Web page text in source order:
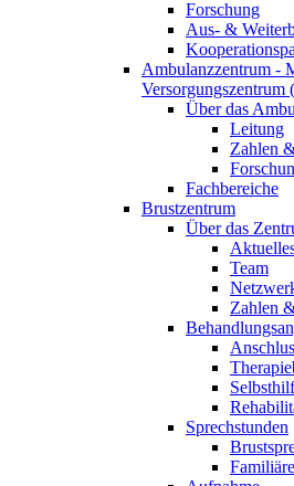
Forschung
Aus- &
Ambulanzzentrum -
Über das
Leitung
Zahlen
Fachbereiche
Brustzentrum
Über das
Team
Zahlen
Sprechstunden